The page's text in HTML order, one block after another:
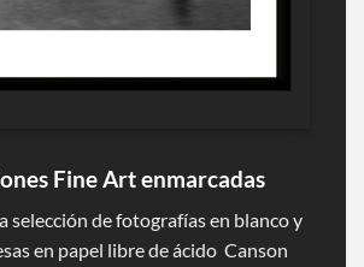
Fine Art enmarcadas
selección de fotografías en blanco y
en papel libre de ácido Canson